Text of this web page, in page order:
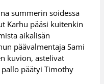
summerin soidessa
Karhu pääsi kuitenkin
aikalisän
päävalmentaja Sami
kuvion, astelivat
päätyi Timothy